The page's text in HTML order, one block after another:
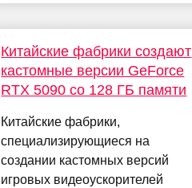
Китайские фабрики создают
кастомные версии GeForce
RTX 5090 со 128 ГБ памяти
Китайские фабрики,
специализирующиеся на
создании кастомных версий
игровых видеоускорителей